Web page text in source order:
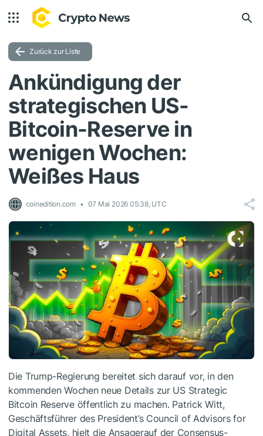
Zurück zur Liste
Ankündigung der
strategischen US-
Bitcoin-Reserve in
wenigen Wochen:
Weißes Haus
coinedition.com 07 Mai 2026 05:38, UTC
Die Trump-Regierung bereitet sich darauf vor, in den
kommenden Wochen neue Details zur US Strategic
Bitcoin Reserve öffentlich zu machen. Patrick Witt,
Geschäftsführer des President’s Council of Advisors for
Digital Assets, hielt die Ansagerauf der Consensus-